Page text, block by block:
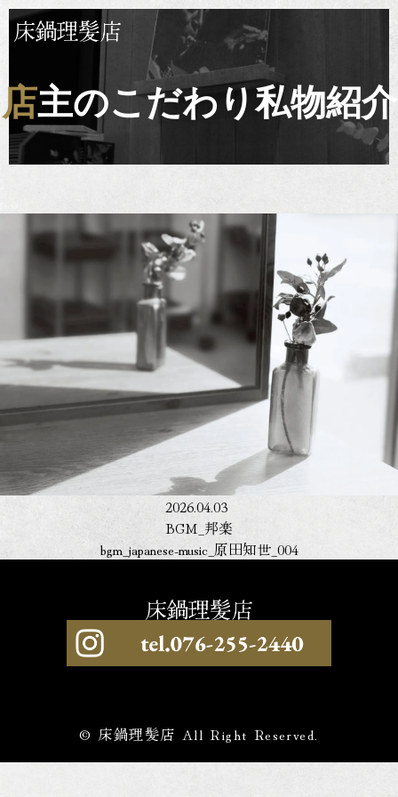
店主のこだわり私物紹介
2026.04.03
BGM_邦楽
bgm_japanese-music_原田知世_004
© 床鍋理髪店 All Right Reserved.